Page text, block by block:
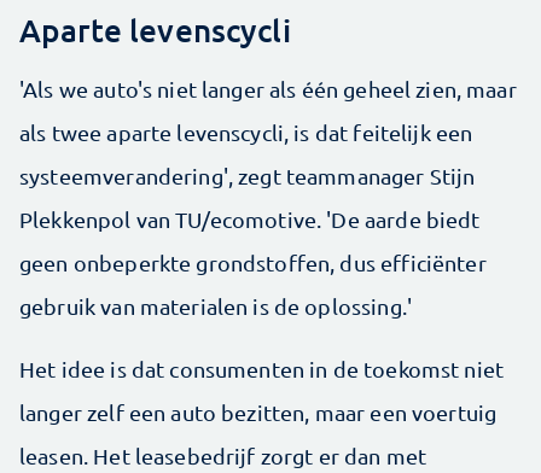
Aparte levenscycli
'Als we auto's niet langer als één geheel zien, maar
als twee aparte levenscycli, is dat feitelijk een
systeemverandering', zegt teammanager Stijn
Plekkenpol van TU/ecomotive. 'De aarde biedt
geen onbeperkte grondstoffen, dus efficiënter
gebruik van materialen is de oplossing.'
Het idee is dat consumenten in de toekomst niet
langer zelf een auto bezitten, maar een voertuig
leasen. Het leasebedrijf zorgt er dan met